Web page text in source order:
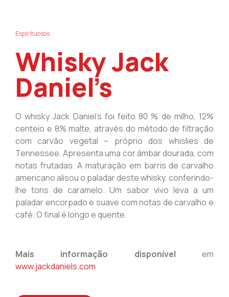
Espirituosos
Whisky Jack
Daniel’s
O whisky Jack Daniel’s foi feito 80 % de milho, 12%
centeio e 8% malte, através do método de filtração
com carvão vegetal – próprio dos whislies de
Tennessee. Apresenta uma cor âmbar dourada, com
notas frutadas. A maturação em barris de carvalho
americano alisou o paladar deste whisky, conferindo-
lhe tons de caramelo. Um sabor vivo leva a um
paladar encorpado e suave com notas de carvalho e
café. O final é longo e quente.
Mais informação disponível em
www.jackdaniels.com